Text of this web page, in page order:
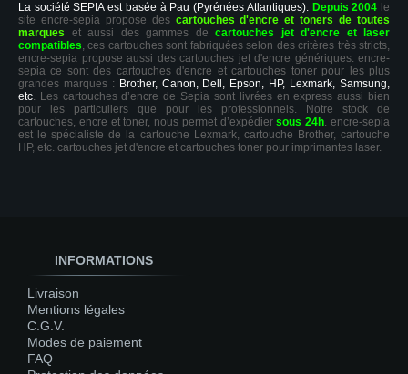
La société SEPIA est basée à Pau (Pyrénées Atlantiques). Depuis 2004 le
site encre-sepia propose des cartouches d'encre et toners de toutes
marques et aussi des gammes de cartouches jet d'encre et laser
compatibles, ces cartouches sont fabriquées selon des critères très stricts,
encre-sepia propose aussi des cartouches jet d'encre génériques. encre-
sepia ce sont des cartouches d'encre et cartouches toner pour les plus
grandes marques : Brother, Canon, Dell, Epson, HP, Lexmark, Samsung,
etc. Les cartouches d’encre de Sepia sont livrées en express aussi bien
pour les particuliers que pour les professionnels. Notre stock de
cartouches, encre et toner, nous permet d’expédiersous 24h. encre-sepia
est le spécialiste de la cartouche Lexmark, cartouche Brother, cartouche
HP, etc. cartouches jet d'encre et cartouches toner pour imprimantes laser.
INFORMATIONS
Livraison
Mentions légales
C.G.V.
Modes de paiement
FAQ